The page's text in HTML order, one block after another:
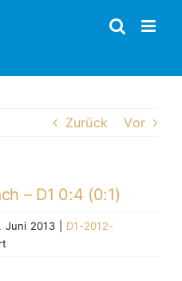
Zurück Vor
– D1 0:4 (0:1)
Juni 2013
D1-2012-